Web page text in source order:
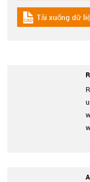
igus-icon-cad-
Tải xuống dữ